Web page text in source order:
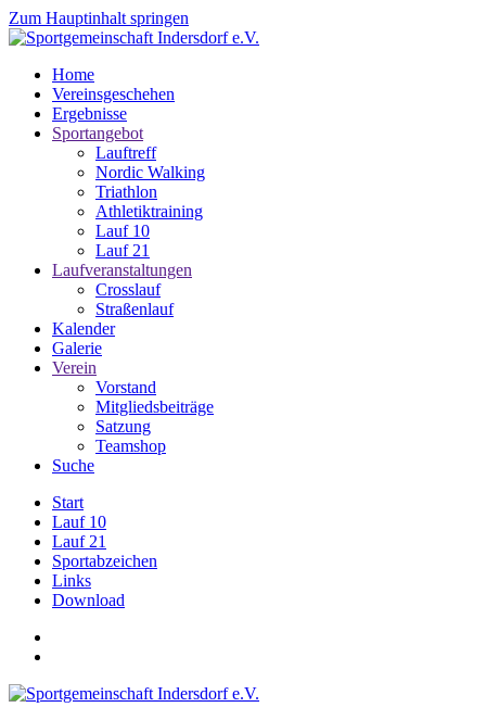
Zum Hauptinhalt springen
Home
Vereinsgeschehen
Ergebnisse
Sportangebot
Lauftreff
Nordic Walking
Triathlon
Athletiktraining
Lauf 10
Lauf 21
Laufveranstaltungen
Crosslauf
Straßenlauf
Kalender
Galerie
Verein
Vorstand
Mitgliedsbeiträge
Satzung
Teamshop
Suche
Start
Lauf 10
Lauf 21
Sportabzeichen
Links
Download